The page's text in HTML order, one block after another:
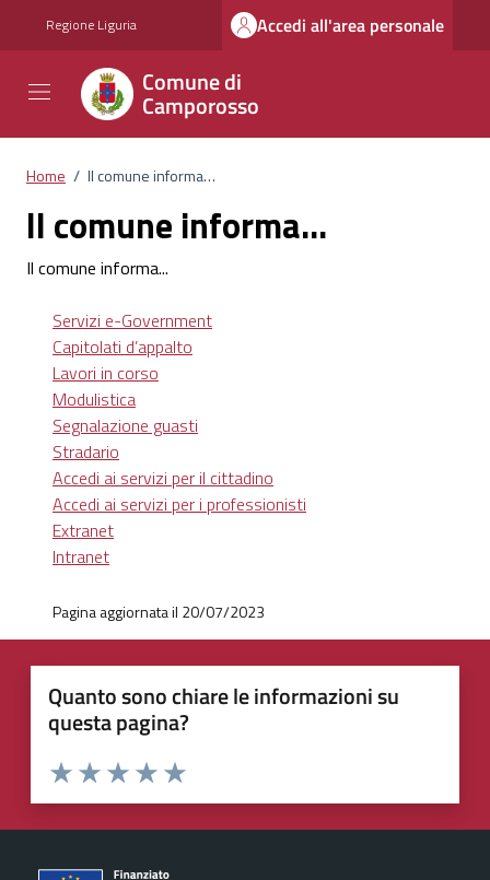
Regione Liguria Accedi all'area personale
Comune di
Camporosso
Home / Il comune informa…
Il comune informa…
Il comune informa...
Servizi e-Government
Capitolati d’appalto
Lavori in corso
Modulistica
Segnalazione guasti
Stradario
Accedi ai servizi per il cittadino
Accedi ai servizi per i professionisti
Extranet
Intranet
Pagina aggiornata il 20/07/2023
Quanto sono chiare le informazioni su
questa pagina?
Valuta 5 stelle su 5
Valuta 4 stelle su 5
Valuta 3 stelle su 5
Valuta 2 stelle su 5
Valuta 1 stelle su 5